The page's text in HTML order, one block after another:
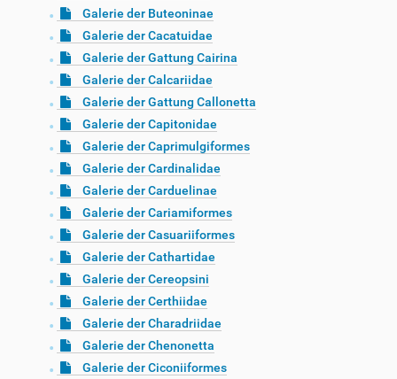
Galerie der Buteoninae
Galerie der Cacatuidae
Galerie der Gattung Cairina
Galerie der Calcariidae
Galerie der Gattung Callonetta
Galerie der Capitonidae
Galerie der Caprimulgiformes
Galerie der Cardinalidae
Galerie der Carduelinae
Galerie der Cariamiformes
Galerie der Casuariiformes
Galerie der Cathartidae
Galerie der Cereopsini
Galerie der Certhiidae
Galerie der Charadriidae
Galerie der Chenonetta
Galerie der Ciconiiformes